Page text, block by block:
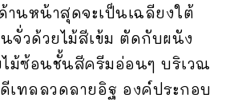
นหน้าสุดจะเป็นเฉลียงใต้
จั่วด้วยไม้สีเข้ม ตัดกับผนัง
ม้ซ้อนชั้นสีครีมอ่อนๆ บริเวณ
เทลลวดลายอิฐ องค์ประกอบ